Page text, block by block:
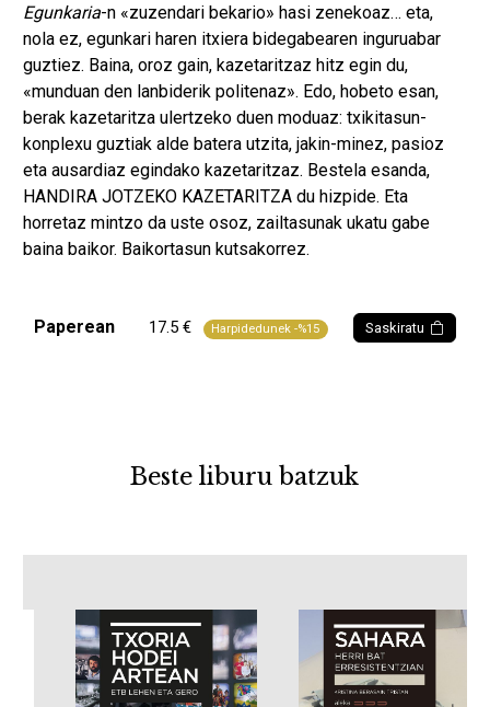
Egunkaria-n «zuzendari bekario» hasi zenekoaz… eta,
nola ez, egunkari haren itxiera bidegabearen inguruabar
guztiez. Baina, oroz gain, kazetaritzaz hitz egin du,
«munduan den lanbiderik politenaz». Edo, hobeto esan,
berak kazetaritza ulertzeko duen moduaz: txikitasun-
konplexu guztiak alde batera utzita, jakin-minez, pasioz
eta ausardiaz egindako kazetaritzaz. Bestela esanda,
HANDIRA JOTZEKO KAZETARITZA du hizpide. Eta
horretaz mintzo da uste osoz, zailtasunak ukatu gabe
baina baikor. Baikortasun kutsakorrez.
Paperean 17.5 € Harpidedunek -%15 Saskiratu
Beste liburu batzuk